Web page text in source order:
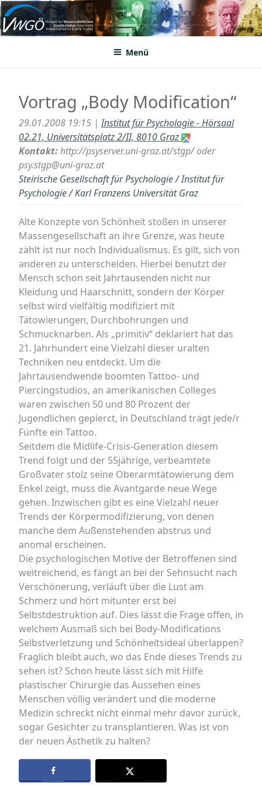
Zum
Inhalt
springenVWGÖ
Federation of Austrian Scientific Societies
Menü
Vortrag „Body Modification“
29.01.2008 19:15 |Institut für Psychologie - Hörsaal
02.21, Universitätsplatz 2/II, 8010 Graz
Kontakt:http://psyserver.uni-graz.at/stgp/ oder
psy.stgp@uni-graz.at
Steirische Gesellschaft für Psychologie / Institut für
Psychologie / Karl Franzens Universität Graz
Alte Konzepte von Schönheit stoßen in unserer
Massengesellschaft an ihre Grenze, was heute
zählt ist nur noch Individualismus. Es gilt, sich von
anderen zu unterscheiden. Hierbei benutzt der
Mensch schon seit Jahrtausenden nicht nur
Kleidung und Haarschnitt, sondern der Körper
selbst wird vielfältig modifiziert mit
Tätowierungen, Durchbohrungen und
Schmucknarben. Als „primitiv“ deklariert hat das
21. Jahrhundert eine Vielzahl dieser uralten
Techniken neu entdeckt. Um die
Jahrtausendwende boomten Tattoo- und
Piercingstudios, an amerikanischen Colleges
waren zwischen 50 und 80 Prozent der
Jugendlichen gepierct, in Deutschland trägt jede/r
Fünfte ein Tattoo.
Seitdem die Midlife-Crisis-Generation diesem
Trend folgt und der 55jährige, verbeamtete
Großvater stolz seine Oberarmtätowierung dem
Enkel zeigt, muss die Avantgarde neue Wege
gehen. Inzwischen gibt es eine Vielzahl neuer
Trends der Körpermodifizierung, von denen
manche dem Außenstehenden abstrus und
anomal erscheinen.
Die psychologischen Motive der Betroffenen sind
weitreichend, es fängt an bei der Sehnsucht nach
Verschönerung, verläuft über die Lust am
Schmerz und hört mitunter erst bei
Selbstdestruktion auf. Dies lässt die Frage offen, in
welchem Ausmaß sich bei Body-Modifications
Selbstverletzung und Schönheitsideal überlappen?
Fraglich bleibt auch, wo das Ende dieses Trends zu
sehen ist? Schon heute lässt sich mit Hilfe
plastischer Chirurgie das Aussehen eines
Menschen völlig verändert und die moderne
Medizin schreckt nicht einmal mehr davor zurück,
sogar Gesichter zu transplantieren. Was ist von
der neuen Ästhetik zu halten?